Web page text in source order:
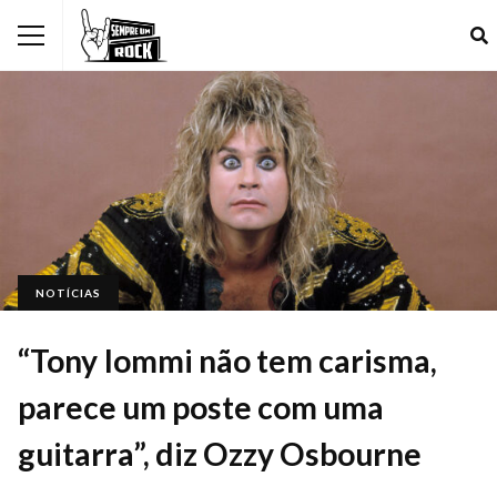
NOTÍCIAS
“Tony Iommi não tem carisma,
parece um poste com uma
guitarra”, diz Ozzy Osbourne